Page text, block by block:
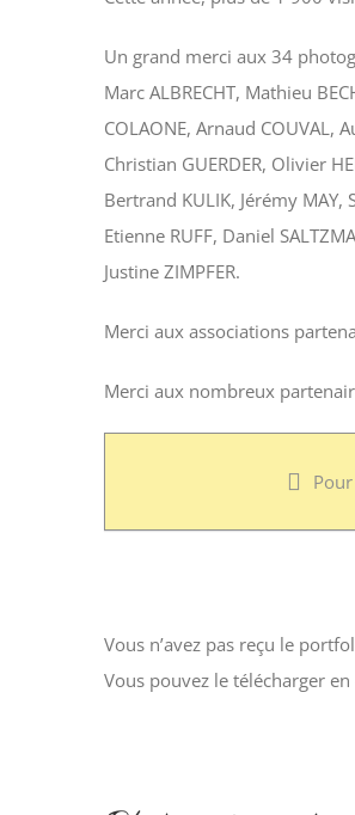
Un grand merci aux 34
Marc ALBRECHT, Mathieu
COLAONE, Arnaud COUVAL,
Christian GUERDER, Olivier
Bertrand KULIK, Jérémy MAY,
Etienne RUFF, Daniel
Justine ZIMPFER.
Merci aux associations
Merci aux nombreux
Vous n’avez pas reçu le
Vous pouvez le télécharger